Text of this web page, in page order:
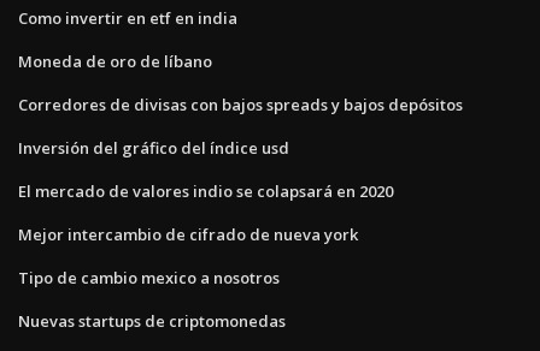
Como invertir en etf en india
Moneda de oro de líbano
Corredores de divisas con bajos spreads y bajos depósitos
Inversión del gráfico del índice usd
El mercado de valores indio se colapsará en 2020
Mejor intercambio de cifrado de nueva york
Tipo de cambio mexico a nosotros
Nuevas startups de criptomonedas